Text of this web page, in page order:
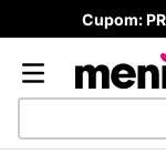
Cupom: